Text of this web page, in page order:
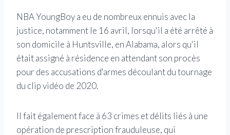
NBA YoungBoy a eu de nombreux ennuis avec la
justice, notamment le 16 avril, lorsqu'il a été arrêté à
son domicile à Huntsville, en Alabama, alors qu'il
était assigné à résidence en attendant son procès
pour des accusations d'armes découlant du tournage
du clip vidéo de 2020.
Il fait également face à 63 crimes et délits liés à une
opération de prescription frauduleuse, qui